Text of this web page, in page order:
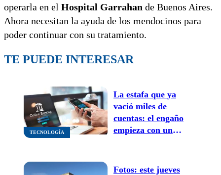
operarla en el Hospital Garrahan de Buenos Aires.
Ahora necesitan la ayuda de los mendocinos para
poder continuar con su tratamiento.
TE PUEDE INTERESAR
TECNOLOGÍA
La estafa que ya
vació miles de
cuentas: el engaño
empieza con un
Fotos: este jueves